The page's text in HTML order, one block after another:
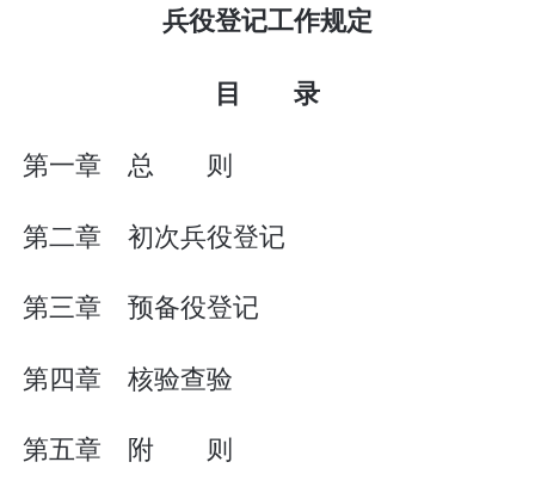
兵役登记工作规定
目 录
第一章 总 则
第二章 初次兵役登记
第三章 预备役登记
第四章 核验查验
第五章 附 则